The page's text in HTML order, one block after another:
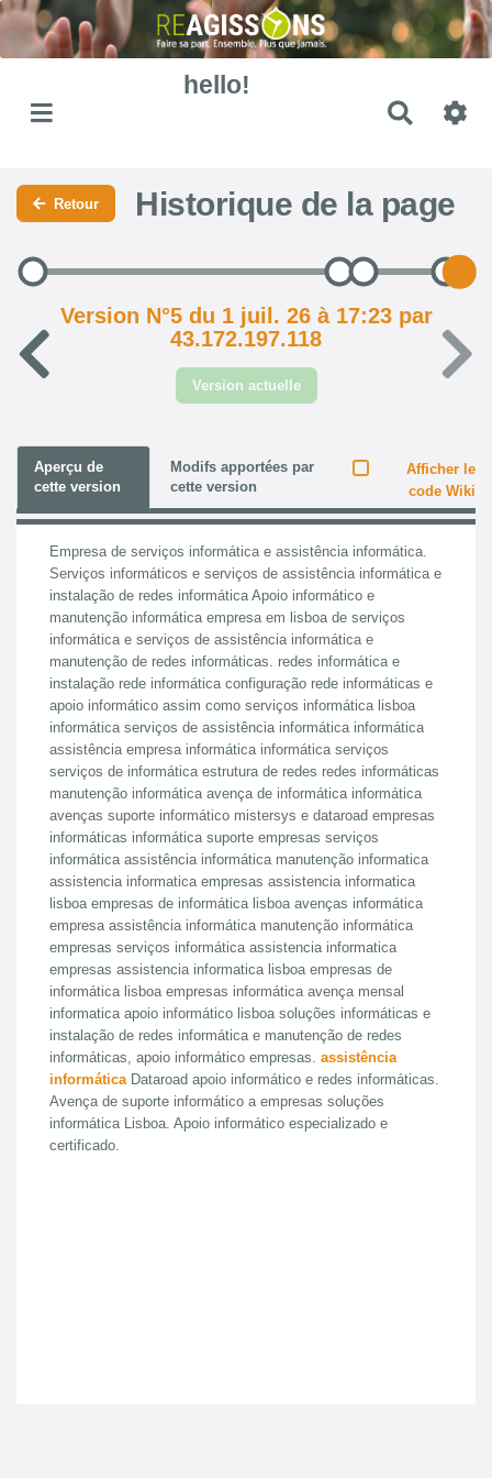
hello!
Retour Historique de la page
Version N°5 du 1 juil. 26 à 17:23 par
43.172.197.118
Version actuelle
Aperçu de
cette version
Modifs apportées par
cette version
Afficher le
code Wiki